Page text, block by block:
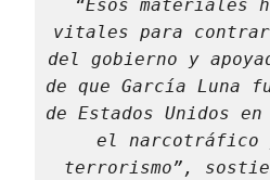
“Esos materiales
vitales para
del gobierno y
de que García Luna
de Estados Unidos
el narcotráfico
terrorismo”,